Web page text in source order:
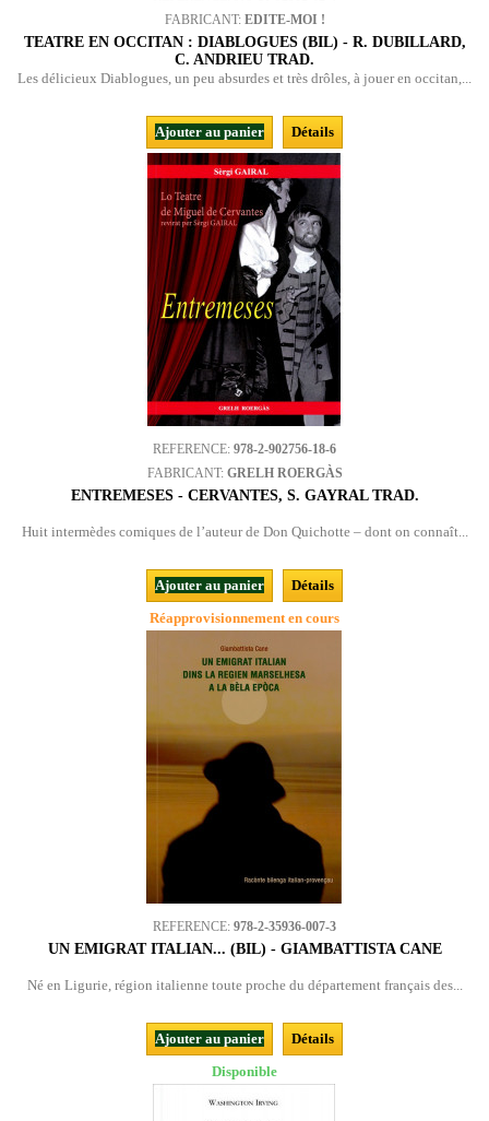
FABRICANT: EDITE-MOI !
TEATRE EN OCCITAN : DIABLOGUES (BIL) - R. DUBILLARD,
C. ANDRIEU TRAD.
Les délicieux Diablogues, un peu absurdes et très drôles, à jouer en occitan,...
Ajouter au panier Détails
REFERENCE: 978-2-902756-18-6
FABRICANT: GRELH ROERGÀS
ENTREMESES - CERVANTES, S. GAYRAL TRAD.
Huit intermèdes comiques de l’auteur de Don Quichotte – dont on connaît...
Ajouter au panier
Détails
Réapprovisionnement en cours
REFERENCE: 978-2-35936-007-3
UN EMIGRAT ITALIAN... (BIL) - GIAMBATTISTA CANE
Né en Ligurie, région italienne toute proche du département français des...
Ajouter au panier
Détails
Disponible